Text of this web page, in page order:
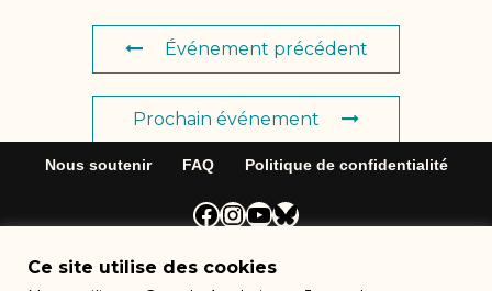
Événement précédent
Prochain événement
Nous soutenir FAQ Politique de confidentialité
Neve | Propulsé par
Ce site utilise des cookies